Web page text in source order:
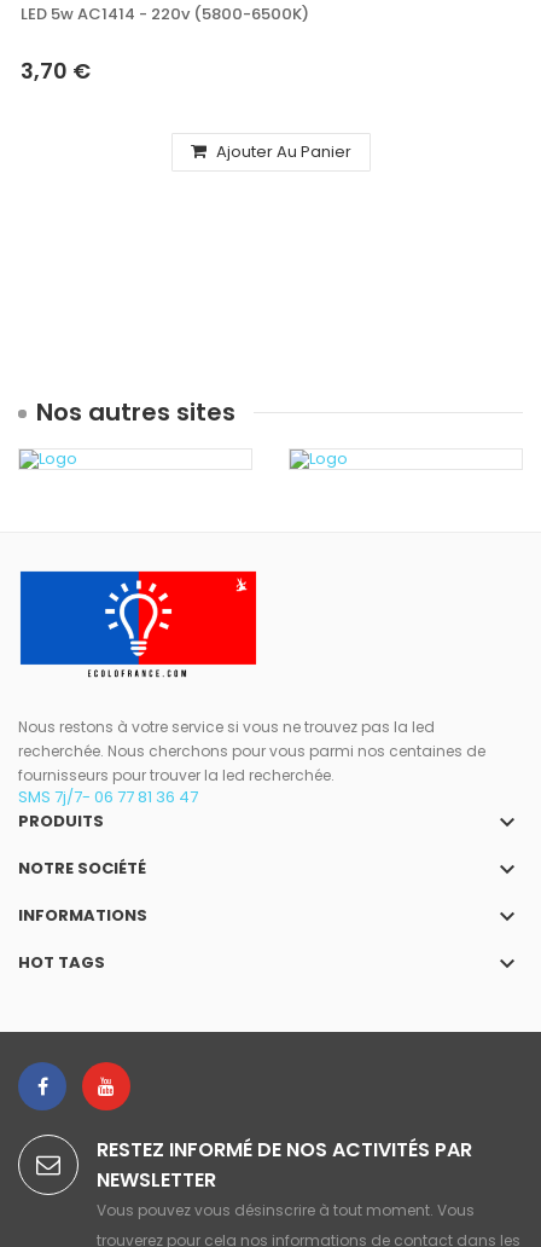
LED 5w AC1414 - 220v (5800-6500K)
3,70 €
Ajouter Au Panier
Nos autres sites
Nous restons à votre service si vous ne trouvez pas la led
recherchée. Nous cherchons pour vous parmi nos centaines de
fournisseurs pour trouver la led recherchée.
SMS 7j/7- 06 77 81 36 47
PRODUITS
keyboard_arrow_down
NOTRE SOCIÉTÉ keyboard_arrow_down
INFORMATIONS keyboard_arrow_down
HOT TAGS keyboard_arrow_down
RESTEZ INFORMÉ DE NOS ACTIVITÉS PAR
NEWSLETTER
Vous pouvez vous désinscrire à tout moment. Vous
trouverez pour cela nos informations de contact dans les